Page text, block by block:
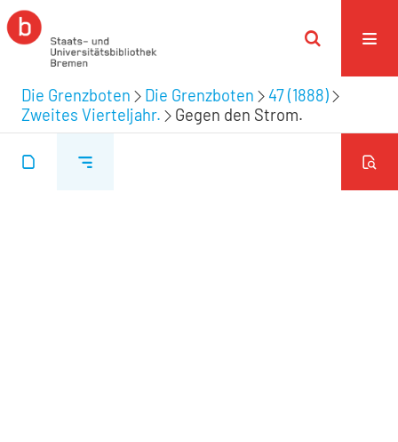
Die Grenzboten Die Grenzboten
47 (1888)
Zweites Vierteljahr.
Gegen den Strom.